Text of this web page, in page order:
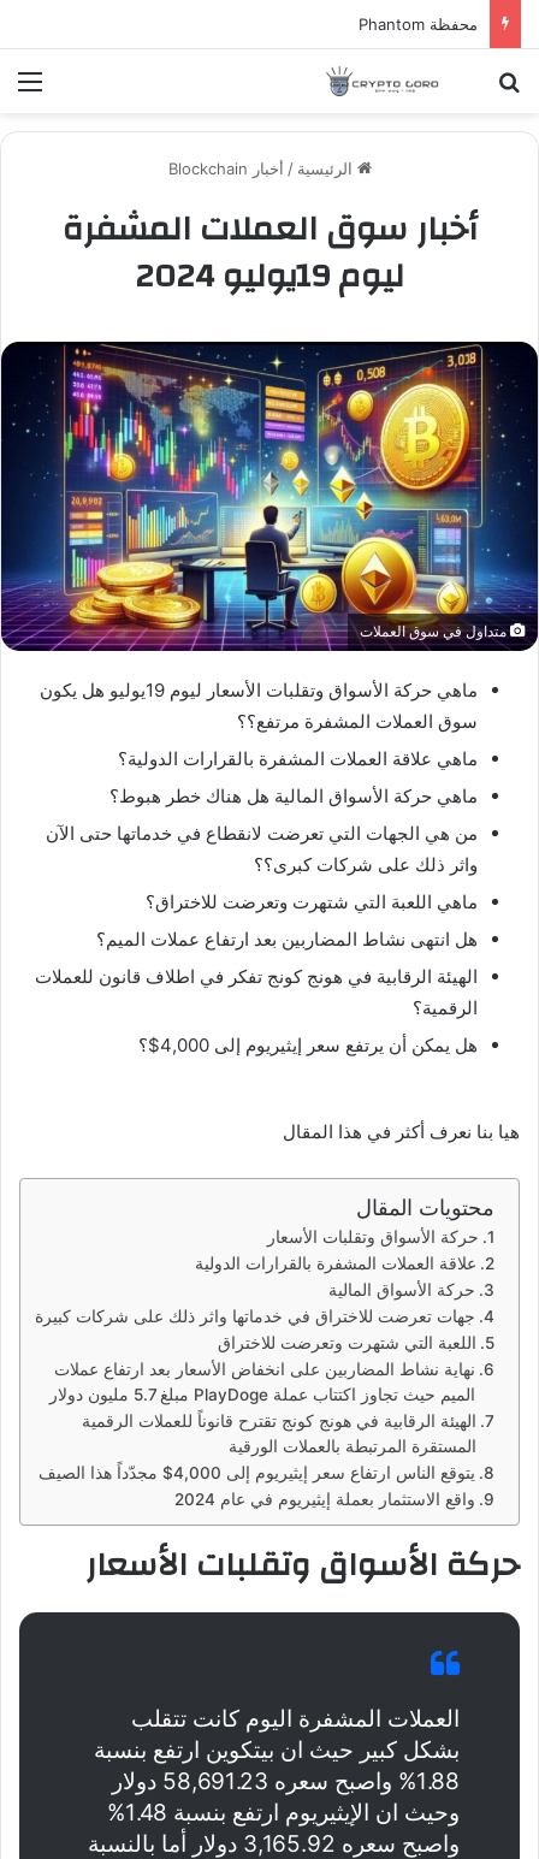
عملة WLTH
بحث عن
الرئيسية / أخبار Blockchain
أخبار سوق العملات المشفرة
ليوم 19يوليو 2024
متداول في سوق العملات
ماهي حركة الأسواق وتقلبات الأسعار ليوم 19يوليو هل يكون
سوق العملات المشفرة مرتفع؟؟
ماهي علاقة العملات المشفرة بالقرارات الدولية؟
ماهي حركة الأسواق المالية هل هناك خطر هبوط؟
من هي الجهات التي تعرضت لانقطاع في خدماتها حتى الآن
واثر ذلك على شركات كبرى؟؟
ماهي اللعبة التي شتهرت وتعرضت للاختراق؟
هل انتهى نشاط المضاربين بعد ارتفاع عملات الميم؟
الهيئة الرقابية في هونج كونج تفكر في اطلاف قانون للعملات
الرقمية؟
هل يمكن أن يرتفع سعر إيثيريوم إلى 4,000$؟
هيا بنا نعرف أكثر في هذا المقال
محتويات المقال
حركة الأسواق وتقلبات الأسعار
علاقة العملات المشفرة بالقرارات الدولية
حركة الأسواق المالية
جهات تعرضت للاختراق في خدماتها واثر ذلك على شركات كبيرة
اللعبة التي شتهرت وتعرضت للاختراق
نهاية نشاط المضاربين على انخفاض الأسعار بعد ارتفاع عملات
الميم حيث تجاوز اكتتاب عملة PlayDoge مبلغ 5.7 مليون دولار
الهيئة الرقابية في هونج كونج تقترح قانوناً للعملات الرقمية
المستقرة المرتبطة بالعملات الورقية
يتوقع الناس ارتفاع سعر إيثيريوم إلى 4,000$ مجدّداً هذا الصيف
واقع الاستثمار بعملة إيثيريوم في عام 2024
حركة الأسواق وتقلبات الأسعار
العملات المشفرة اليوم كانت تتقلب
بشكل كبير حيث ان بيتكوين ارتفع بنسبة
1.88% واصبح سعره 58,691.23 دولار
وحيث ان الإيثيريوم ارتفع بنسبة 1.48%
واصبح سعره 3,165.92 دولار أما بالنسبة